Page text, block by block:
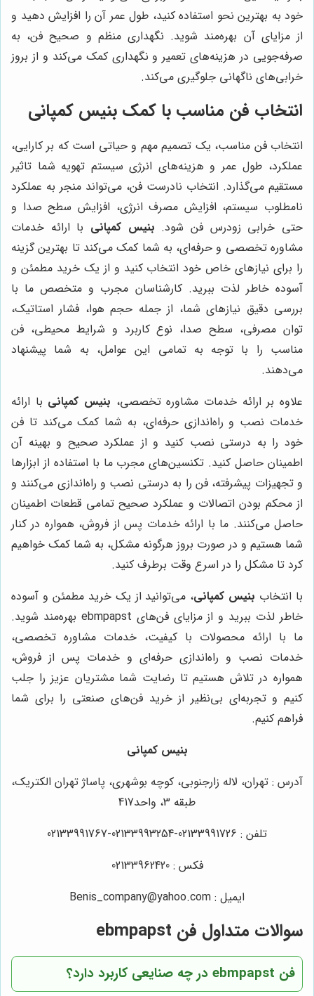
خود به بهترین نحو استفاده کنید، طول عمر آن را افزایش دهید و
از مزایای آن بهره‌مند شوید. نگهداری منظم و صحیح فن، به
صرفه‌جویی در هزینه‌های تعمیر و نگهداری کمک می‌کند و از بروز
خرابی‌های ناگهانی جلوگیری می‌کند.
انتخاب فن مناسب با کمک بنیس کمپانی
انتخاب فن مناسب، یک تصمیم مهم و حیاتی است که بر کارایی،
عملکرد، طول عمر و هزینه‌های انرژی سیستم تهویه شما تاثیر
مستقیم می‌گذارد. انتخاب نادرست فن، می‌تواند منجر به عملکرد
نامطلوب سیستم، افزایش مصرف انرژی، افزایش سطح صدا و
حتی خرابی زودرس فن شود. بنیس کمپانی با ارائه خدمات
مشاوره تخصصی و حرفه‌ای، به شما کمک می‌کند تا بهترین گزینه
را برای نیازهای خاص خود انتخاب کنید و از یک خرید مطمئن و
آسوده خاطر لذت ببرید. کارشناسان مجرب و متخصص ما با
بررسی دقیق نیازهای شما، از جمله حجم هوا، فشار استاتیک،
توان مصرفی، سطح صدا، نوع کاربرد و شرایط محیطی، فن
مناسب را با توجه به تمامی این عوامل، به شما پیشنهاد
می‌دهند.
علاوه بر ارائه خدمات مشاوره تخصصی، بنیس کمپانی با ارائه
خدمات نصب و راه‌اندازی حرفه‌ای، به شما کمک می‌کند تا فن
خود را به درستی نصب کنید و از عملکرد صحیح و بهینه آن
اطمینان حاصل کنید. تکنسین‌های مجرب ما با استفاده از ابزارها
و تجهیزات پیشرفته، فن را به درستی نصب و راه‌اندازی می‌کنند و
از محکم بودن اتصالات و عملکرد صحیح تمامی قطعات اطمینان
حاصل می‌کنند. ما با ارائه خدمات پس از فروش، همواره در کنار
شما هستیم و در صورت بروز هرگونه مشکل، به شما کمک خواهیم
کرد تا مشکل را در اسرع وقت برطرف کنید.
با انتخاب بنیس کمپانی، می‌توانید از یک خرید مطمئن و آسوده
خاطر لذت ببرید و از مزایای فن‌های ebmpapst بهره‌مند شوید.
ما با ارائه محصولات با کیفیت، خدمات مشاوره تخصصی،
خدمات نصب و راه‌اندازی حرفه‌ای و خدمات پس از فروش،
همواره در تلاش هستیم تا رضایت شما مشتریان عزیز را جلب
کنیم و تجربه‌ای بی‌نظیر از خرید فن‌های صنعتی را برای شما
فراهم کنیم.
بنیس کمپانی
آدرس : تهران، لاله زارجنوبی، کوچه بوشهری، پاساژ تهران الکتریک،
طبقه 3، واحد417
تلفن : 02133991726-02133993254-02133991767
فکس : 02133962420
ایمیل : Benis_company@yahoo.com
سوالات متداول فن ebmpapst
فن ebmpapst در چه صنایعی کاربرد دارد؟